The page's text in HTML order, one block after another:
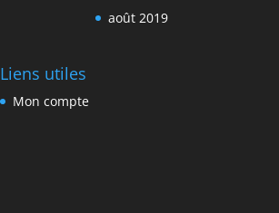
août 2019
Liens utiles
Mon compte